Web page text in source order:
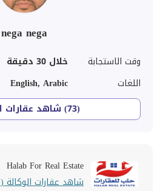
nega nega
وقت الاستجابة
خلال 30 دقيقة
اللغات
English, Arabic
(73) شاهد عقارات الوسيط
Halab For Real Estate
شاهد عقارات الوكالة (351)